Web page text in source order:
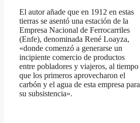
El autor añade que en 1912 en estas
tierras se asentó una estación de la
Empresa Nacional de Ferrocarriles
(Enfe), denominada René Loayza,
«donde comenzó a generarse un
incipiente comercio de productos
entre pobladores y viajeros, al tiempo
que los primeros aprovecharon el
carbón y el agua de esta empresa para
su subsistencia».